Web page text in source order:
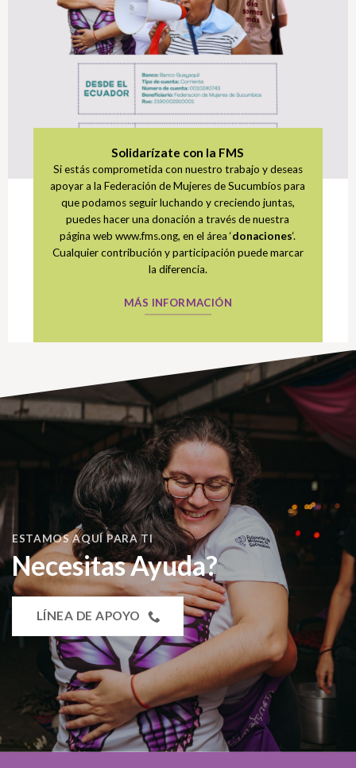
Solidarízate con la FMS
Si estás comprometida con nuestro trabajo y deseas
apoyar a la Federación de Mujeres de Sucumbíos para
que podamos seguir luchando y creciendo juntas,
puedes hacer una donación a través de nuestra
página web www.fms.ong, en el área ‘donaciones‘.
Cualquier contribución y participación puede marcar
la diferencia.
MÁS INFORMACIÓN
ESTAMOS AQUÍ PARA TI
Necesitas Ayuda?
LÍNEA DE APOYO